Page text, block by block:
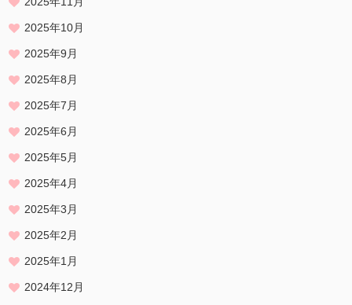
2025年10月
2025年9月
2025年8月
2025年7月
2025年6月
2025年5月
2025年4月
2025年3月
2025年2月
2025年1月
2024年12月